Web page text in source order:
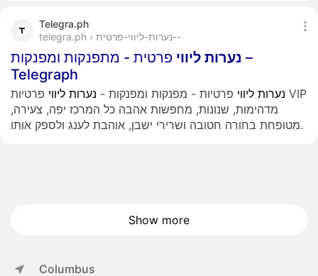
Telegra.ph
telegra.ph › נערות-ליווי-פרטית--
נערות ליווי פרטית - מתפנקות ומפנקות –
Telegraph
נערות ליווי פרטיות - מפנקות ומפנקות - נערות ליווי פרטיות VIP
מדהימות, שנונות, מחפשות אהבה כל המרכז יפה, צעירה,
מטופחת בחורה חטובה ושרירי ישבן, אוהבת לענג ולספק אותו.
Show more
Columbus